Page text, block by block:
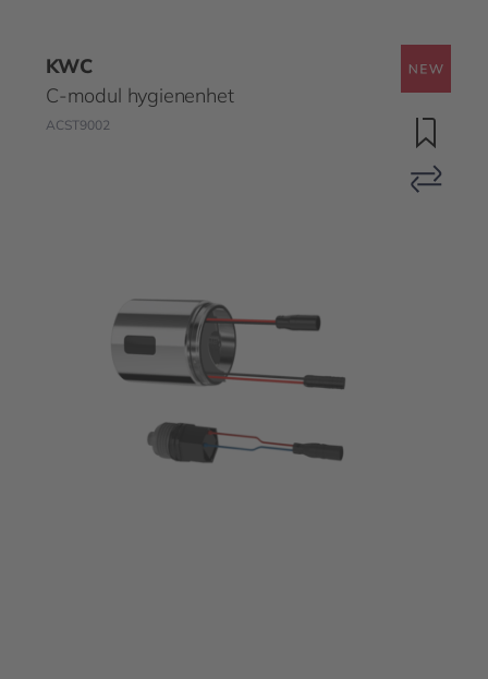
KWC
C-modul hygienenhet
ACST9002